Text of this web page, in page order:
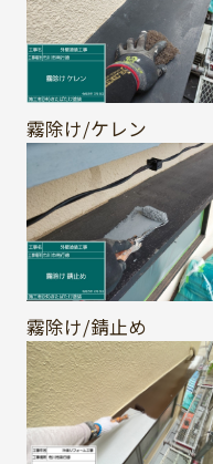
霧除け/ケレン
霧除け/錆止め